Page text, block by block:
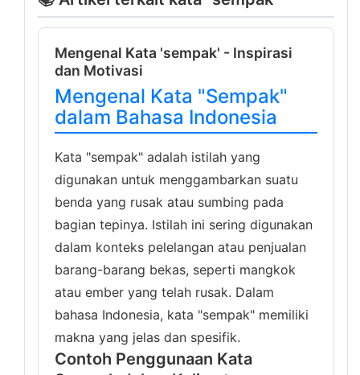
Mengenal Kata 'sempak' - Inspirasi
dan Motivasi
Mengenal Kata "Sempak"
dalam Bahasa Indonesia
Kata "sempak" adalah istilah yang
digunakan untuk menggambarkan suatu
benda yang rusak atau sumbing pada
bagian tepinya. Istilah ini sering digunakan
dalam konteks pelelangan atau penjualan
barang-barang bekas, seperti mangkok
atau ember yang telah rusak. Dalam
bahasa Indonesia, kata "sempak" memiliki
makna yang jelas dan spesifik.
Contoh Penggunaan Kata